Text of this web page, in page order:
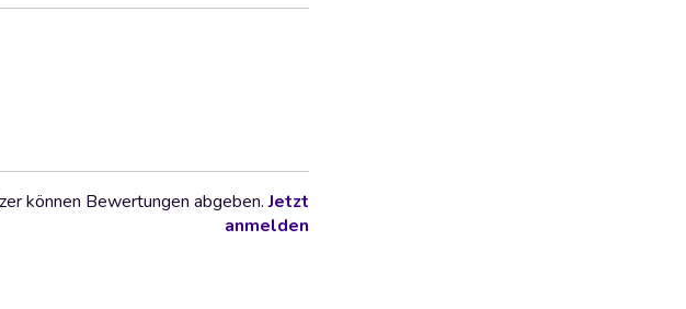
können Bewertungen abgeben.Jetzt
anmelden